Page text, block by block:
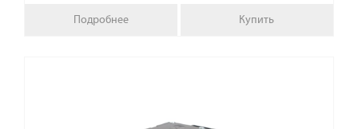
Подробнее Купить